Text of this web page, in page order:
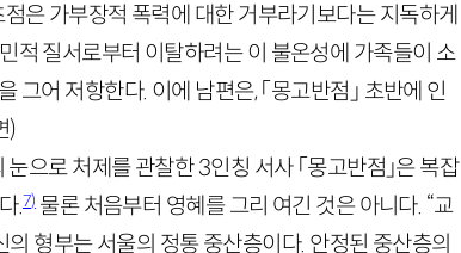
은 가부장적 폭력에 대한 거부라기보다는 지독하게
적 질서로부터 이탈하려는 이 불온성에 가족들이 소
어 저항한다. 이에 남편은, 「몽고반점」 초반에 인
)
눈으로 처제를 관찰한3인칭 서사 「몽고반점」은 복잡
.7)물론 처음부터 영혜를 그리 여긴 것은 아니다. “교
의 형부는 서울의 정통 중산층이다. 안정된 중산층의